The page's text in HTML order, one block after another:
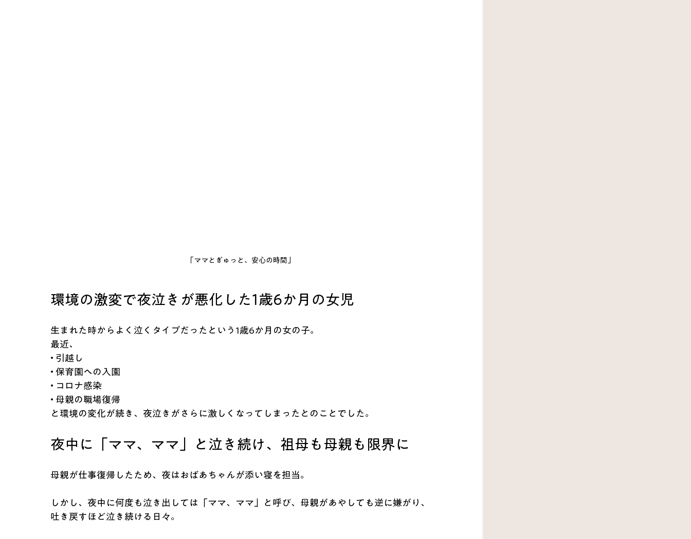
「ママとぎゅっと、安心の時間」
環境の激変で夜泣きが悪化した1歳6か月の女児
生まれた時からよく泣くタイプだったという1歳6か月の女の子。
最近、
• 引越し
• 保育園への入園
• コロナ感染
• 母親の職場復帰
と環境の変化が続き、夜泣きがさらに激しくなってしまったとのことでした。
夜中に「ママ、ママ」と泣き続け、祖母も母親も限界に
母親が仕事復帰したため、夜はおばあちゃんが添い寝を担当。
しかし、夜中に何度も泣き出しては「ママ、ママ」と呼び、母親があやしても逆に嫌がり、
吐き戻すほど泣き続ける日々。